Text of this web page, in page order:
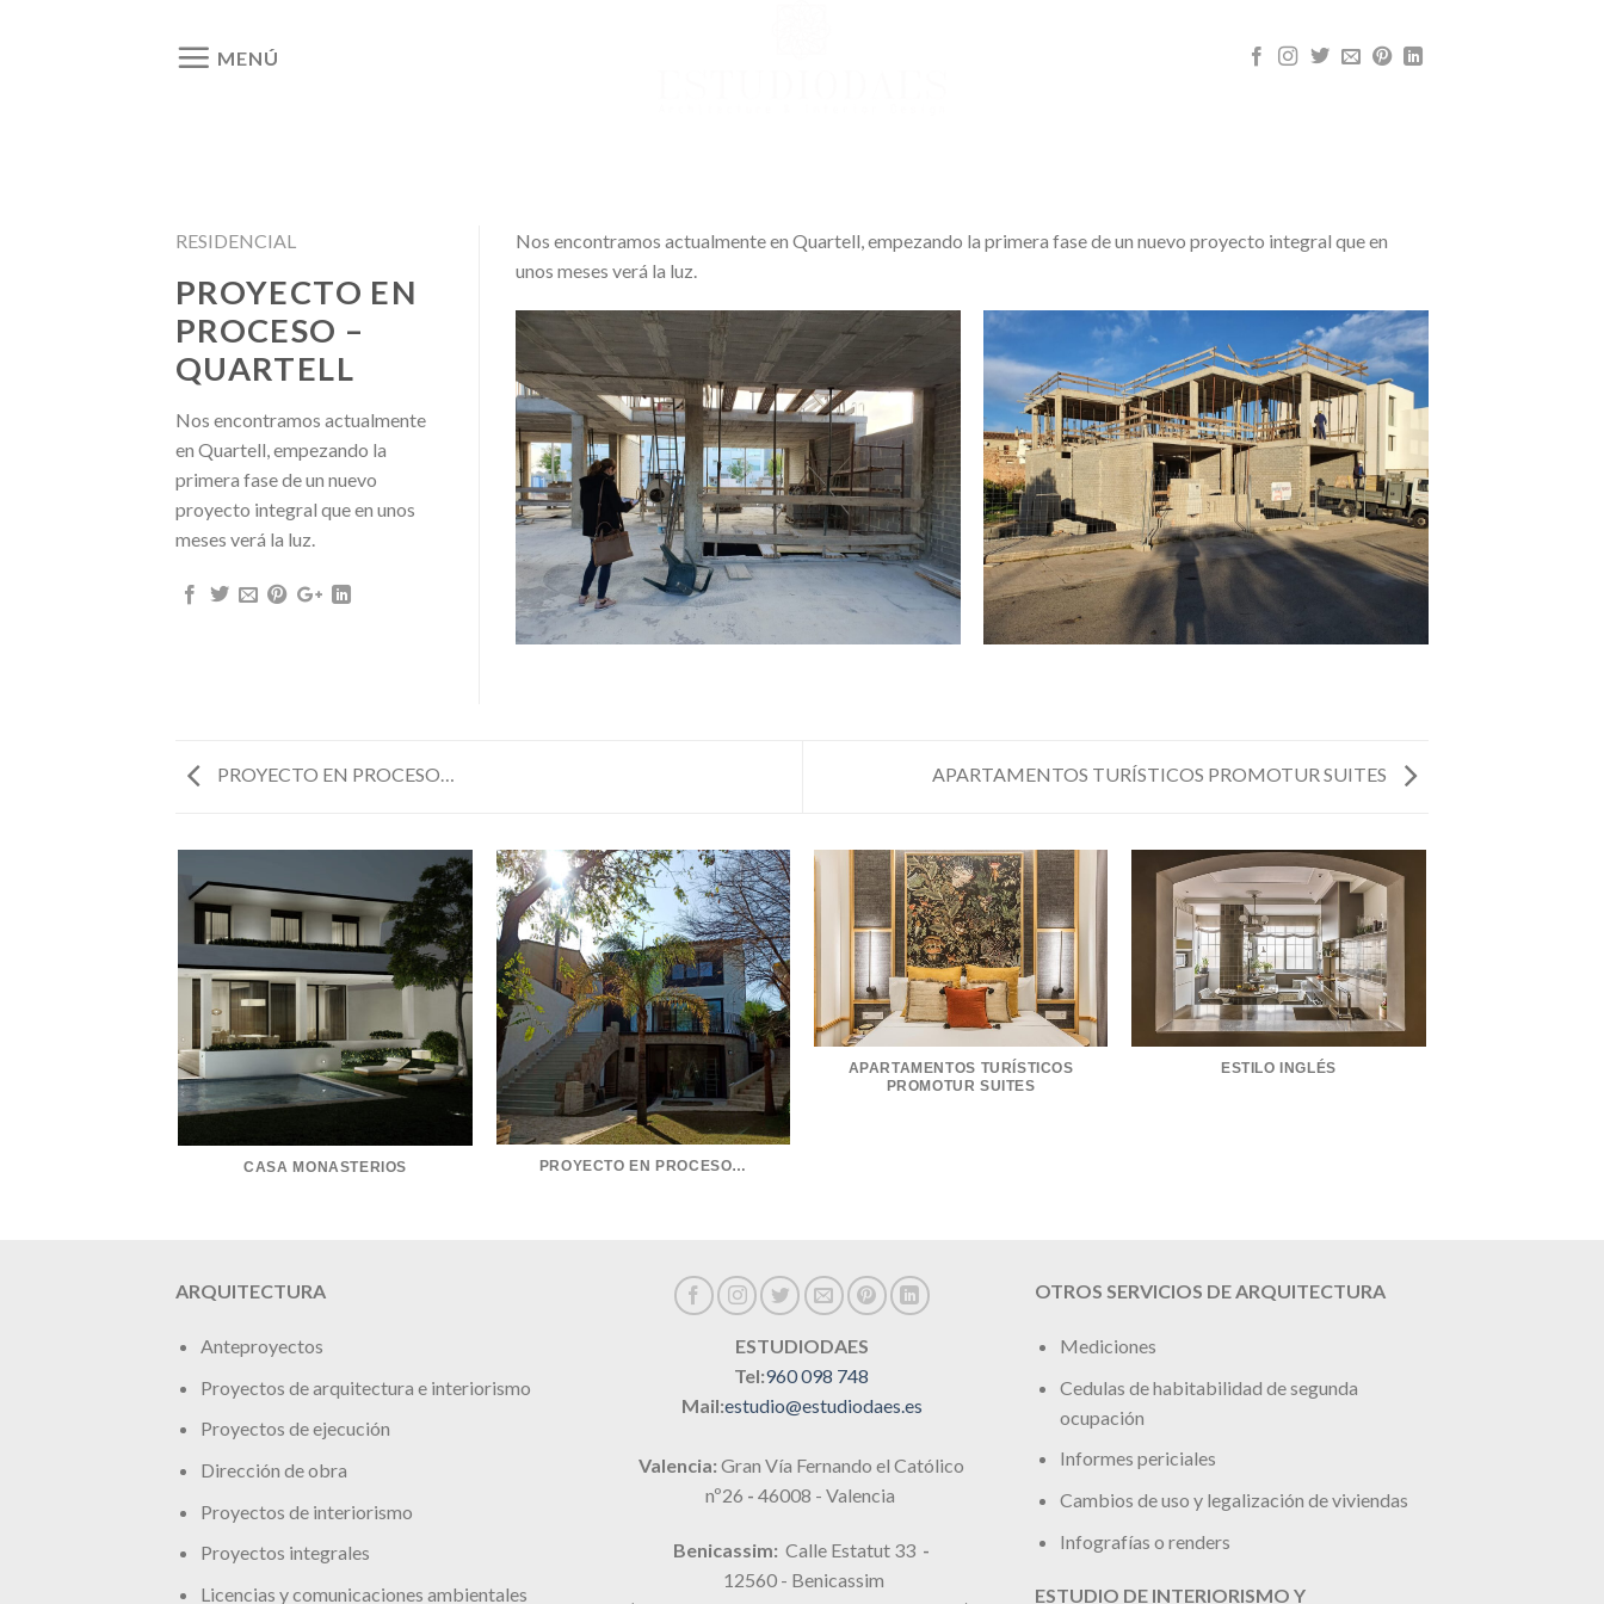
MENÚ
RESIDENCIAL
PROYECTO EN
PROCESO –
QUARTELL
Nos encontramos actualmente
en Quartell, empezando la
primera fase de un nuevo
proyecto integral que en unos
meses verá la luz.
Nos encontramos actualmente en Quartell, empezando la primera fase de un nuevo proyecto integral que en
unos meses verá la luz.
PROYECTO EN PROCESO… APARTAMENTOS TURÍSTICOS PROMOTUR SUITES
CASA MONASTERIOS PROYECTO EN PROCESO…
APARTAMENTOS TURÍSTICOS
PROMOTUR SUITES
ESTILO INGLÉS
ARQUITECTURA
Anteproyectos
Proyectos de arquitectura e interiorismo
Proyectos de ejecución
Dirección de obra
Proyectos de interiorismo
Proyectos integrales
Licencias y comunicaciones ambientales
ESTUDIODAES
Tel:960 098 748
Mail:estudio@estudiodaes.es
Valencia:Gran Vía Fernando el Católico
nº26 - 46008 - Valencia
Benicassim:Calle Estatut 33 -
12560 - Benicassim
OTROS SERVICIOS DE ARQUITECTURA
Mediciones
Cedulas de habitabilidad de segunda
ocupación
Informes periciales
Cambios de uso y legalización de viviendas
Infografías o renders
ESTUDIO DE INTERIORISMO Y